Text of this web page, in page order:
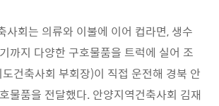
사회는 의류와 이불에 이어 컵라면, 생수
까지 다양한 구호물품을 트럭에 실어 조
건축사회 부회장)이 직접 운전해 경북 안
물품을 전달했다. 안양지역건축사회 김재